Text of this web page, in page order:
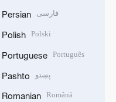
Persian فارسی
Polish Polski
Portuguese Português
Pashto پښتو
Romanian Română